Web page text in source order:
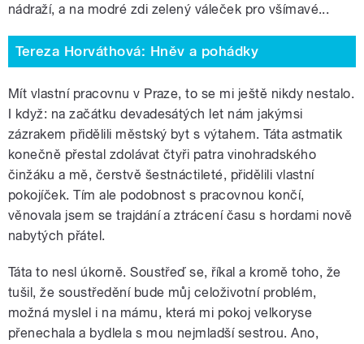
nádraží, a na modré zdi zelený váleček pro všímavé...
Tereza Horváthová: Hněv a pohádky
Mít vlastní pracovnu v Praze, to se mi ještě nikdy nestalo.
I když: na začátku devadesátých let nám jakýmsi
zázrakem přidělili městský byt s výtahem. Táta astmatik
konečně přestal zdolávat čtyři patra vinohradského
činžáku a mě, čerstvě šestnáctileté, přidělili vlastní
pokojíček. Tím ale podobnost s pracovnou končí,
věnovala jsem se trajdání a ztrácení času s hordami nově
nabytých přátel.
Táta to nesl úkorně. Soustřeď se, říkal a kromě toho, že
tušil, že soustředění bude můj celoživotní problém,
možná myslel i na mámu, která mi pokoj velkoryse
přenechala a bydlela s mou nejmladší sestrou. Ano,